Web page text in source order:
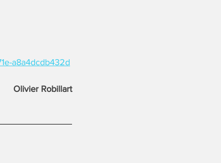
a8a4dcdb432d
Olivier Robillart